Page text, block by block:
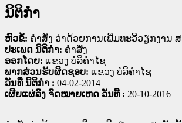
ນິຕິກໍາ
ຫົວຂໍ້: ຄຳສັ່ງ ວ່າດ້ວຍການເພີ່ມທະວີວຽກງານ
ປະເພດ ນິຕິກໍາ: ຄໍາສັ່ງ
ອອກໂດຍ: ແຂວງ ບໍລິຄໍາໄຊ
ພາກສ່ວນຮັບຜິດຊອບ: ແຂວງ ບໍລິຄໍາໄຊ
ວັນທີ່ ນິຕິກໍາ : 04-02-2014
ເຜີຍແຜ່ລົງ ຈົດໝາຍເຫດ ວັນທີ່ : 20-10-2016